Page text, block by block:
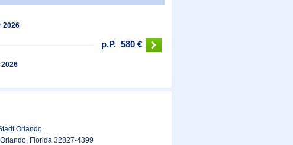
2026
2026
p.P. 580 €
Orlando.
Florida 32827-4399